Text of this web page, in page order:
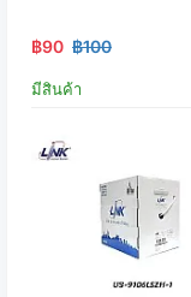
฿90 ฿100
มีสินค้า